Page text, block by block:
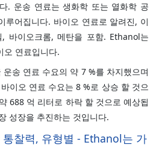
. 운송 연료는 생화학 또는 열화학 공
루어집니다. 바이오 연료로 알려진, 이
바이오크롬, 메탄을 포함. Ethanol는
오 연료입니다.
송 연료 수요의 약 7 %를 차지했으며
이오 연료 수요는 8 %로 상승 할 것으
688 억 리터로 하락 할 것으로 예상됩
성장을 추진하는 것입니다.
찰력, 유형별 - Ethanol는 가